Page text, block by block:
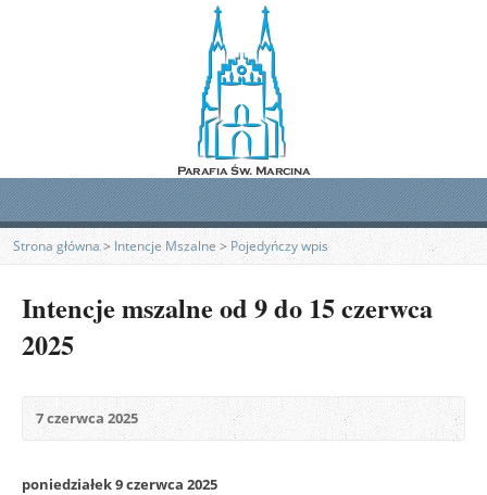
Strona główna> Intencje Mszalne> Pojedyńczy wpis
Intencje mszalne od 9 do 15 czerwca
2025
7 czerwca 2025
poniedziałek 9 czerwca 2025